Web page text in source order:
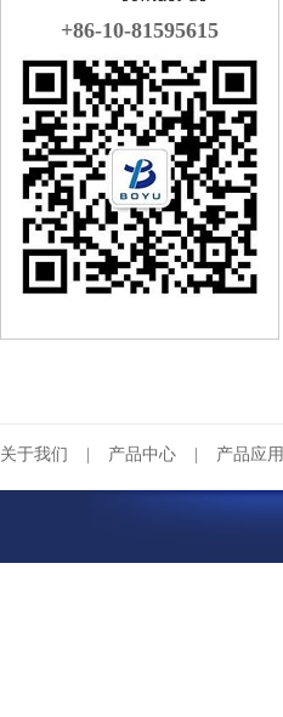
+86-10-81595615
关于我们 产品中心 产品应用